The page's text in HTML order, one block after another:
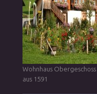
Wohnhaus
aus 1591